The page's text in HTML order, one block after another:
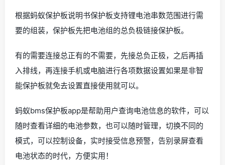
根据蚂蚁保护板说明书保护板支持锂电池串数范围进行需
要的组装，保护板先把电池组的总负极链接保护板。
有的需要连接总正有的不需要，先接总负正极，之后再插
入排线，再连接手机或电脑进行各项数据设置如果是非智
能保护板就免去设置直接使用就可以。
蚂蚁bms保护板app是帮助用户查询电池信息的软件，可以
随时查看详细的电池参数，也可以随时管理，切换不同的
模式，可以控制设备，实时接受信息预警，告别录屏查看
电池状态的时代，方便实用！